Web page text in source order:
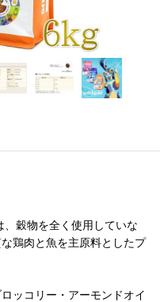
穀物を全く使用していな
鶏肉と魚を主原料としたプ
ッコリー・アーモンドオイ